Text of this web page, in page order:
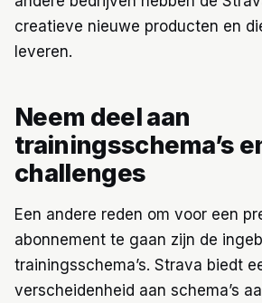
creatieve nieuwe producten en
leveren.
Neem deel aan
trainingsschema’s
challenges
Een andere reden om voor een
abonnement te gaan zijn de
trainingsschema’s. Strava biedt
verscheidenheid aan schema’s